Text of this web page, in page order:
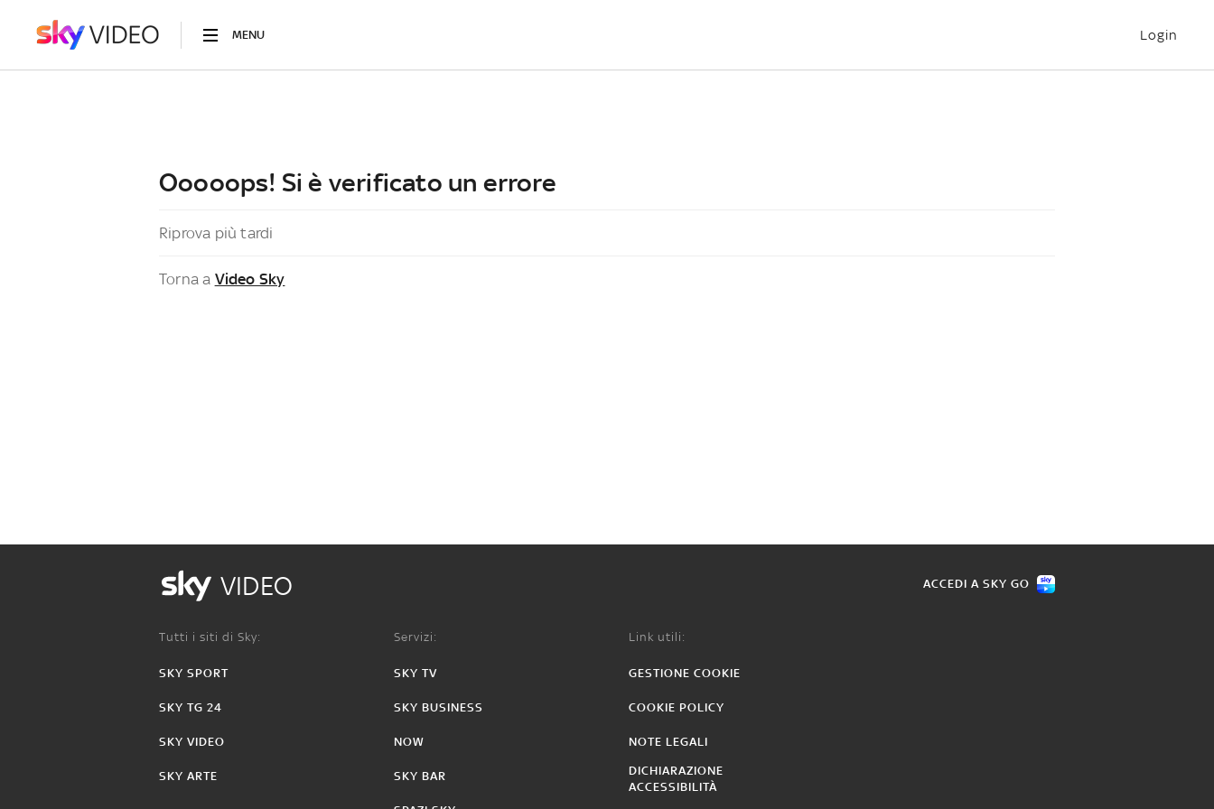
MENU Login
Ooooops! Si è verificato un errore
Riprova più tardi
Torna a Video Sky
VIDEO ACCEDI A SKY GO
Tutti i siti di Sky:
SKY SPORT
SKY TG 24
SKY VIDEO
SKY ARTE
Servizi:
SKY TV
SKY BUSINESS
NOW
SKY BAR
Link utili:
GESTIONE COOKIE
COOKIE POLICY
NOTE LEGALI
DICHIARAZIONE
ACCESSIBILITÀ